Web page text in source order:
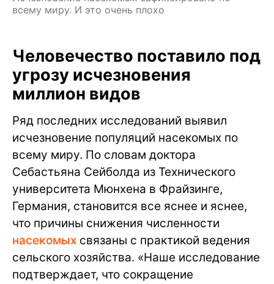
всему миру. И это очень плохо
Человечество поставило под
угрозу исчезновения
миллион видов
Ряд последних исследований выявил
исчезновение популяций насекомых по
всему миру. По словам доктора
Себастьяна Сейболда из Технического
университета Мюнхена в Фрайзинге,
Германия, становится все яснее и яснее,
что причины снижения численности
насекомых связаны с практикой ведения
сельского хозяйства. «Наше исследование
подтверждает, что сокращение